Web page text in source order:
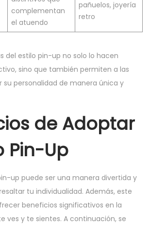
complementan
el atuendo
pañuelos, joyería
retro
del estilo pin-up no solo lo hacen
sino que también permiten a las
su personalidad de manera única y
de Adoptar
Pin-Up
up puede ser una manera divertida y
tu individualidad. Además, este
beneficios significativos en la
ves y te sientes. A continuación, se